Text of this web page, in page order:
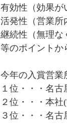
有効性（効果が
活発性（営業所
継続性（無理な
等のポイントか
今年の入賞営業
１位・・・名
２位・・・本
３位・・・名